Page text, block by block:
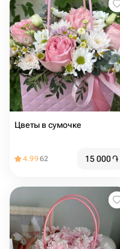
Цветы в сумочке
4.9962 15 000֏